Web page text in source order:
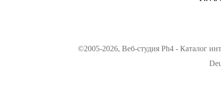
©2005-2026, Веб-студия Ph4 - Каталог